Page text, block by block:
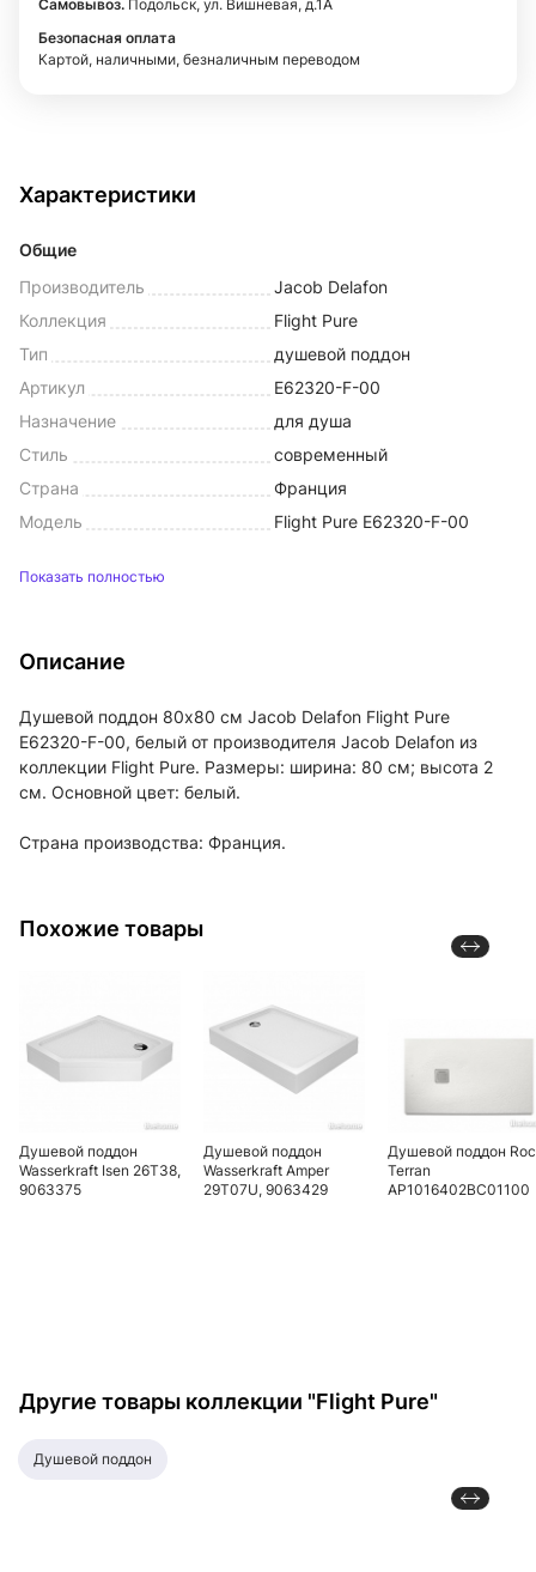
Самовывоз. Подольск, ул. Вишневая, д.1А
Безопасная оплата
Картой, наличными, безналичным переводом
Характеристики
Общие
Производитель
Jacob Delafon
Коллекция
Flight Pure
Тип
душевой поддон
Артикул
E62320-F-00
Назначение
для душа
Стиль
современный
Страна
Франция
Модель
Flight Pure E62320-F-00
Показать полностью
Описание
Душевой поддон 80х80 см Jacob Delafon Flight Pure
E62320-F-00, белый от производителя Jacob Delafon из
коллекции Flight Pure. Размеры: ширина: 80 см; высота 2
см. Основной цвет: белый.
Страна производства: Франция.
Похожие товары
Душевой поддон
Wasserkraft Isen 26T38,
9063375
Душевой поддон
Wasserkraft Amper
29T07U, 9063429
Душевой поддон
Terran
AP1016402BC01100
Другие товары коллекции "Flight Pure"
душевой поддон